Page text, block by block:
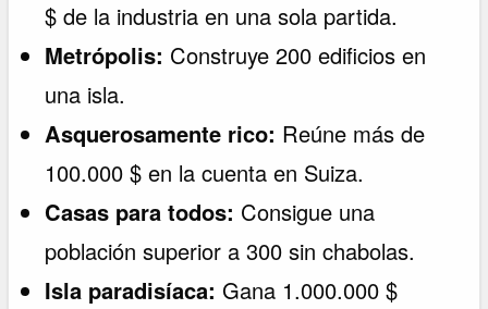
$ de la industria en una sola partida.
Metrópolis: Construye 200 edificios en
una isla.
Asquerosamente rico: Reúne más de
100.000 $ en la cuenta en Suiza.
Casas para todos: Consigue una
población superior a 300 sin chabolas.
Isla paradisíaca: Gana 1.000.000 $